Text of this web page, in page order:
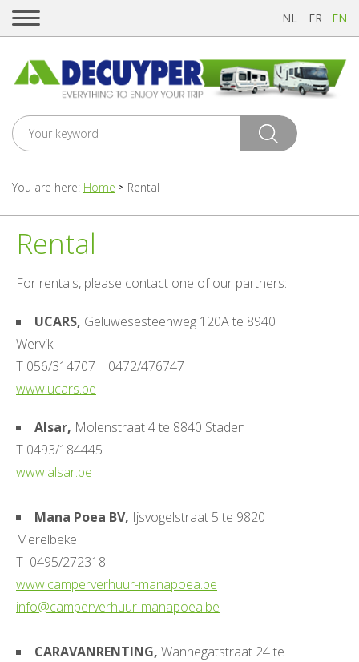
NL FR EN
You are here: Home Rental
Rental
For rentals, please contact one of our partners:
UCARS, Geluwesesteenweg 120A te 8940
Wervik
T 056/314707 0472/476747
www.ucars.be
Alsar, Molenstraat 4 te 8840 Staden
T 0493/184445
www.alsar.be
Mana Poea BV, Ijsvogelstraat 5 te 9820
Merelbeke
T 0495/272318
www.camperverhuur-manapoea.be
info@camperverhuur-manapoea.be
CARAVANRENTING, Wannegatstraat 24 te